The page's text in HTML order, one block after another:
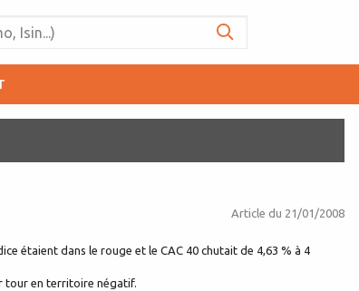
Article du 21/01/2008
étaient dans le rouge et le CAC 40 chutait de 4,63 % à 4
tour en territoire négatif.